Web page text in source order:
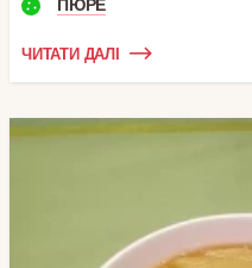
ПЮРЕ
ЧИТАТИ ДАЛІ